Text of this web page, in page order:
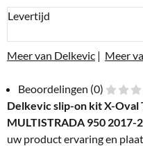
Levertijd
Meer van Delkevic | Meer
Beoordelingen (0)
Delkevic slip-on kit X-Oval
MULTISTRADA 950 2017-
uw product ervaring en